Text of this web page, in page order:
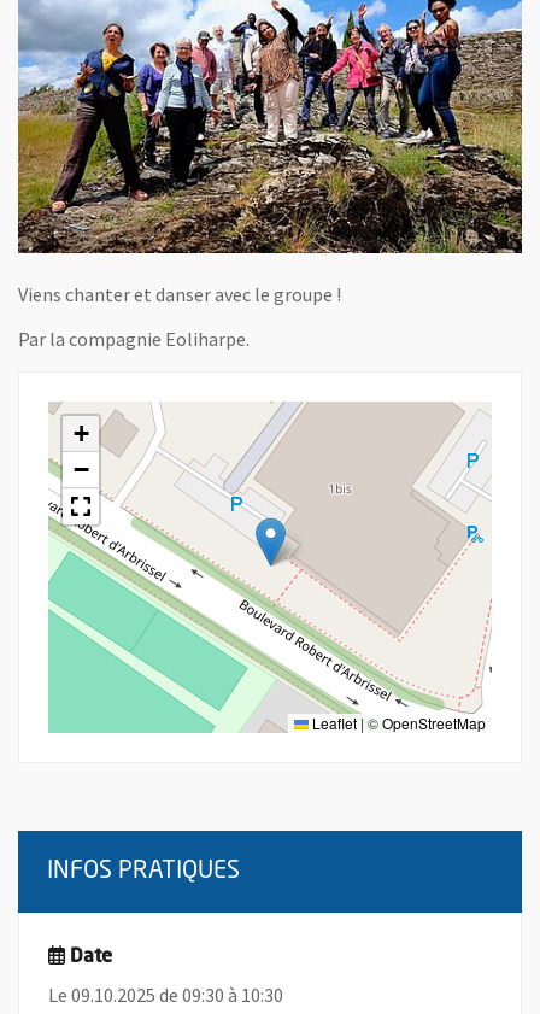
Viens chanter et danser avec le groupe !
Par la compagnie Eoliharpe.
+
−
Leaflet | ©OpenStreetMap
INFOS PRATIQUES
Date
Le 09.10.2025 de 09:30 à 10:30